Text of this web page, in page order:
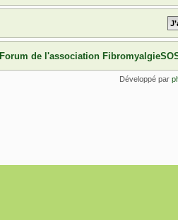
Forum de l'association
Développé par